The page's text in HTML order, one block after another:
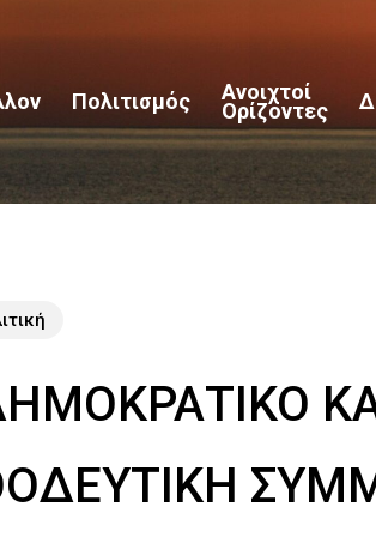
Πολιτισμός Ανοιχτοί
Ορίζοντες